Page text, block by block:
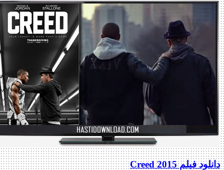
دانلود فیلم Creed 2015